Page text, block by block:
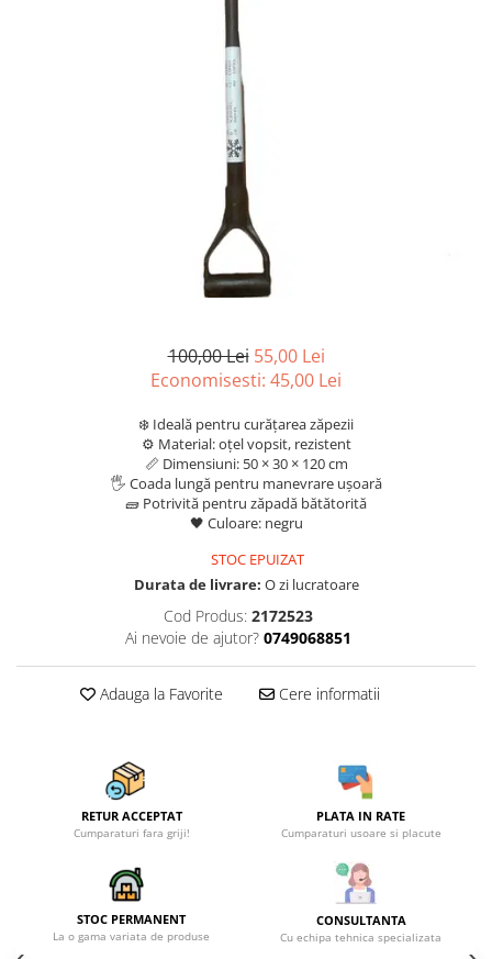
Accesorii pentru faianta, gresie si
Accesorii polizare si slefuire
Materiale electrice
Sfoara si franghii
Suruburi, dibluri si accesorii
Aplice si plafoniere
Accesorii corpuri de iluminat
Lampi de veghe copii
Veioze si lampi
CRACIUN
100,00 Lei 55,00 Lei
Economisesti: 45,00 Lei
❄️ Ideală pentru curățarea zăpezii
⚙️ Material: oțel vopsit, rezistent
📏 Dimensiuni: 50 × 30 × 120 cm
🖐️ Coada lungă pentru manevrare ușoară
🧱 Potrivită pentru zăpadă bătătorită
🖤 Culoare: negru
STOC EPUIZAT
Durata de livrare: O zi lucratoare
Cod Produs: 2172523
Ai nevoie de ajutor? 0749068851
Adauga la Favorite Cere informatii
RETUR ACCEPTAT
Cumparaturi fara griji!
PLATA IN RATE
Cumparaturi usoare si placute
STOC PERMANENT
La o gama variata de produse
CONSULTANTA
Cu echipa tehnica specializata